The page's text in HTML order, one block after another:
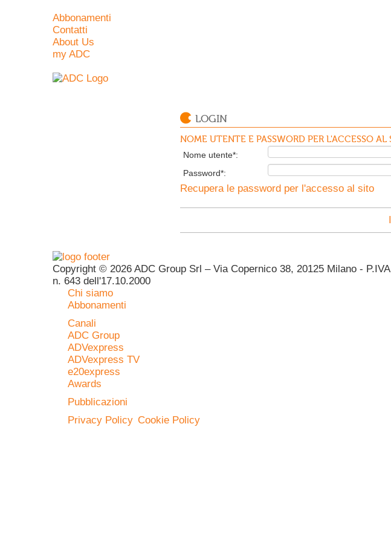
Abbonamenti
Contatti
About Us
my ADC
LOGIN
NOME UTENTE E PASSWORD PER L'ACCESSO AL
Nome utente*:
Password*:
Recupera le password per l'accesso al sito
Copyright © 2026 ADC Group Srl – Via Copernico 38, 20125 Milano -
n. 643 dell'17.10.2000
Chi siamo
Abbonamenti
Canali
ADC Group
ADVexpress
ADVexpress TV
e20express
Awards
Pubblicazioni
Privacy Policy Cookie Policy